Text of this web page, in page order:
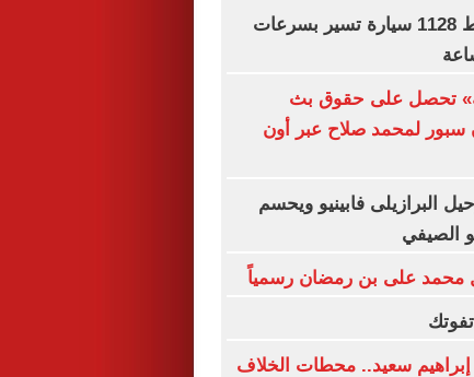
رادار المرور يلتقط 1128 سيارة تسير بسرعات
تحصل على حقوق بث
سبور لمحمد صلاح عبر أون
البرازيلى فابينيو ويحسم
الصيفي
محمد على بن رمضان رسمياً
سعيد.. محطات الخلاف